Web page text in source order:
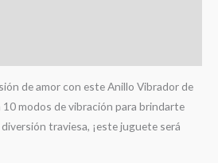
de amor con este Anillo Vibrador de
10 modos de vibración para brindarte
traviesa, ¡este juguete será